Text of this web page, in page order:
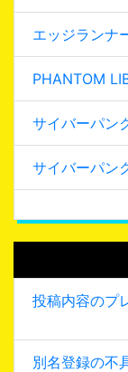
エッジランナ
PHANTOM
サイバーパン
サイバーパン
投稿内容のプ
別名登録の不